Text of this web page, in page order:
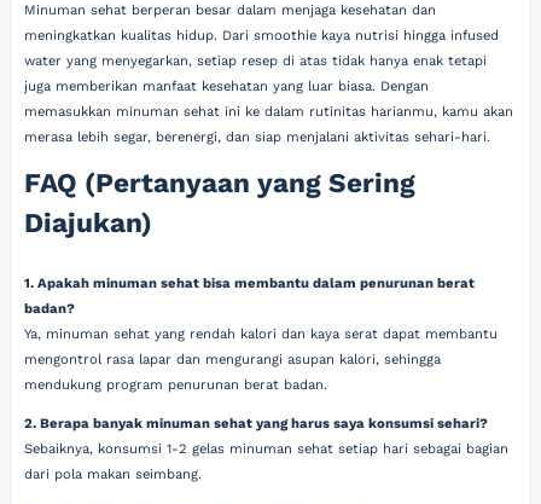
Minuman sehat berperan besar dalam menjaga kesehatan dan
meningkatkan kualitas hidup. Dari smoothie kaya nutrisi hingga infused
water yang menyegarkan, setiap resep di atas tidak hanya enak tetapi
juga memberikan manfaat kesehatan yang luar biasa. Dengan
memasukkan minuman sehat ini ke dalam rutinitas harianmu, kamu akan
merasa lebih segar, berenergi, dan siap menjalani aktivitas sehari-hari.
FAQ (Pertanyaan yang Sering
Diajukan)
1. Apakah minuman sehat bisa membantu dalam penurunan berat
badan?
Ya, minuman sehat yang rendah kalori dan kaya serat dapat membantu
mengontrol rasa lapar dan mengurangi asupan kalori, sehingga
mendukung program penurunan berat badan.
2. Berapa banyak minuman sehat yang harus saya konsumsi sehari?
Sebaiknya, konsumsi 1-2 gelas minuman sehat setiap hari sebagai bagian
dari pola makan seimbang.